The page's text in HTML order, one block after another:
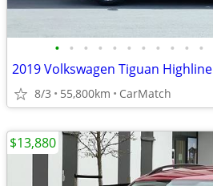
• • • • • • • • • • •
2019 Volkswagen Tiguan Highline
8/3 55,800km CarMatch
$13,880